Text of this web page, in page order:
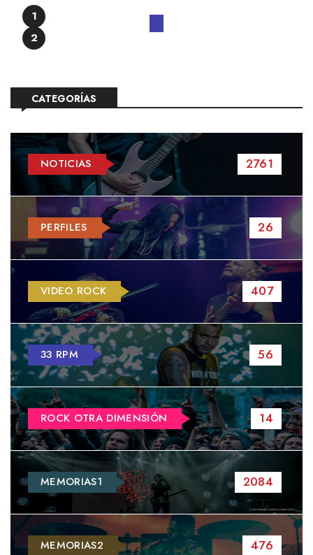
1
2
CATEGORÍAS
NOTICIAS 2761
PERFILES 26
VIDEO ROCK 407
33 RPM 56
ROCK OTRA DIMENSIÓN 14
MEMORIAS1 2084
MEMORIAS2 476